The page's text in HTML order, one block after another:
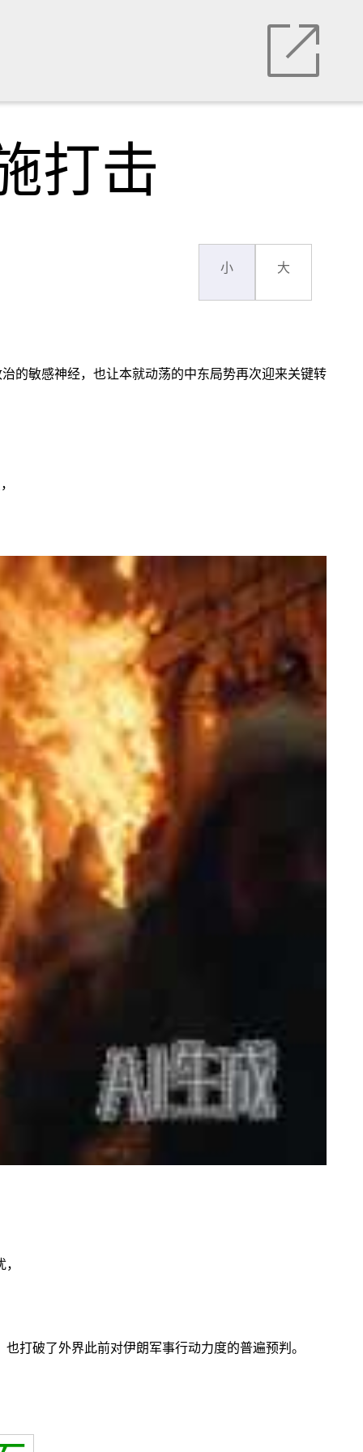
打击
小 大
的敏感神经，也让本就动荡的中东局势再次迎来关键转
打破了外界此前对伊朗军事行动力度的普遍预判。